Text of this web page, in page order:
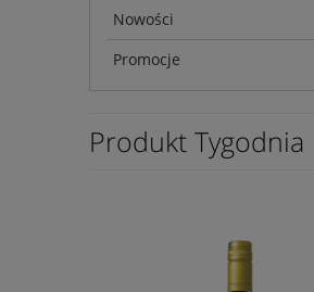
Nowości
Promocje
Produkt Tygodnia